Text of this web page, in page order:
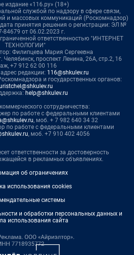
издание «116.ру» (18+)
службой по надзору в сфере связи,
и массовых коммуникаций (Роскомнадзор)
принятия решения о регистрации: ЭЛ №
84679 от 06.02.2023 г.
ответственностью "ИНТЕРНЕТ
ТЕХНОЛОГИИ"
Филипцева Мария Сергеевна
Челябинск, проспект Ленина, 26А, стр.2, 16
+7 912 62 00 116
редакции: 116@shkulev.ru
и государственных органов:
help@shkulev.ru
сотрудничества:
по работе с федеральными клиентами
, моб. + 7 982 640 34 32
по работе с федеральными клиентами
, моб. +7 910 402 4056
ответственности за достоверность
в рекламных объявлениях.
об ограничениях
использования cookies
системы
и обработки персональных данных и
использования сайта